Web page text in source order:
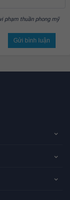
phạm thuần phong mỹ
Gửi bình luận